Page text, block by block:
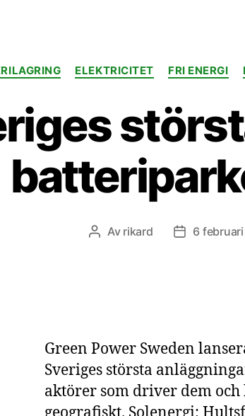
ELEKTRICITET FRI ENERGI
Inläggsförfattare
Av rikard 6
Green Power Sweden
Sveriges största
aktörer som driver dem